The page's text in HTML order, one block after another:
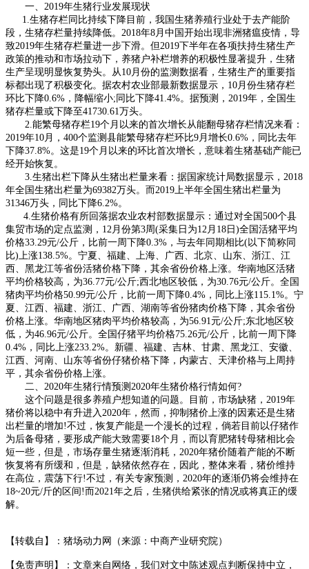
一、2019年生猪行业发展现状
1.生猪存栏同比持续下降目前，我国生猪养殖行业处于去产能阶
段，生猪存栏量持续降低。2018年8月中国开始出现非洲猪瘟疫情，导
致2019年生猪存栏量进一步下滑。但2019下半年在各项扶持生猪生产
政策的推动和市场拉动下，养猪户补栏增养的积极性显著提升，生猪
生产呈现明显恢复势头。从10月份的监测数据看，生猪生产的重要指
标都出现了积极变化。据农村农业部最新数据显示，10月份生猪存栏
环比下降0.6%，降幅缩小;同比下降41.4%。据预测，2019年，全国生
猪存栏量或下降至41730.61万头。
2.能繁母猪存栏19个月以来的首次增长从能翻母猪存栏情况来看：
2019年10月，400个监测县能繁母猪存栏环比9月增长0.6%，同比去年
下降37.8%。这是19个月以来的环比首次增长，意味着生猪基础产能已
经开始恢复。
3.生猪出栏下降从生猪出栏量来看：据国家统计局数据显示，2018
年全国生猪出栏量为69382万头。而2019上半年全国生猪出栏量为
31346万头，同比下降6.2%。
4.生猪价格有所回落据农业农村部数据显示：通过对全国500个县
集贸市场的定点监测，12月份第3周(采集日为12月18日)全国活猪平均
价格33.29元/公斤，比前一周下降0.3%，与去年同期相比(以下简称同
比)上涨138.5%。宁夏、福建、上海、广西、北京、山东、浙江、江
西、黑龙江等省份活猪价格下降，其余省份价格上涨。华南地区活猪
平均价格较高，为36.77元/公斤;西北地区较低，为30.76元/公斤。全国
猪肉平均价格50.99元/公斤，比前一周下降0.4%，同比上涨115.1%。宁
夏、江西、福建、浙江、广西、湖南等省份猪肉价格下降，其余省份
价格上涨。华南地区猪肉平均价格较高，为56.91元/公斤;东北地区较
低，为46.96元/公斤。全国仔猪平均价格75.26元/公斤，比前一周下降
0.4%，同比上涨233.2%。新疆、福建、吉林、甘肃、黑龙江、安徽、
江西、河南、山东等省份仔猪价格下降，内蒙古、天津价格与上周持
平，其余省份价格上涨。
二、2020年生猪行情预测2020年生猪价格行情如何?
这个问题是很多养殖户想知道的问题。目前，市场缺猪，2019年
猪价将以稳中有升进入2020年，然而，抑制猪价上涨的因素还是生猪
出栏量的增加!不过，恢复产能是一个漫长的过程，倘若目前以仔猪作
为后备母猪，要形成产能大致需要18个月，而以育肥猪转母猪相比会
短一些，但是，市场存量生猪逐渐消耗，2020年猪价随着产能的不断
恢复将有所缓和，但是，缺猪依然存在，因此，整体来看，猪价维持
在高位，震荡下行!不过，有关专家预测，2020年的逐渐仍将会维持在
18~20元/斤的区间!而2021年之后，生猪供给紧张的情况或将真正的缓
解。
【转载自】：猪场动力网（来源：中商产业研究院）
【免责声明】：文章来自网络，我们对文中陈述观点判断保持中立，